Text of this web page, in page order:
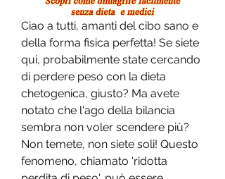
Ciao a tutti, amanti del cibo sano e
della forma fisica perfetta! Se siete
qui, probabilmente state cercando
di perdere peso con la dieta
chetogenica, giusto? Ma avete
notato che l'ago della bilancia
sembra non voler scendere più?
Non temete, non siete soli! Questo
fenomeno, chiamato 'ridotta